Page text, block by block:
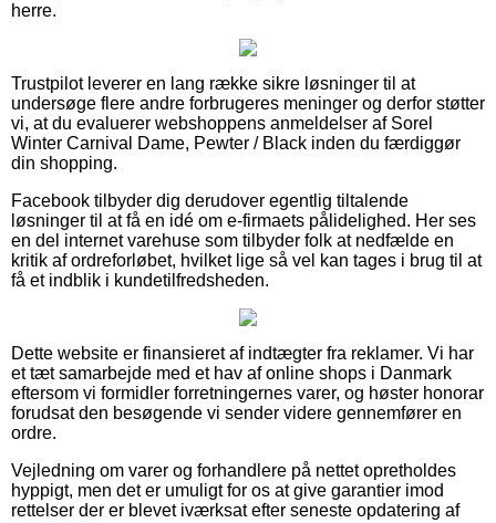
herre.
Trustpilot leverer en lang række sikre løsninger til at
undersøge flere andre forbrugeres meninger og derfor støtter
vi, at du evaluerer webshoppens anmeldelser af Sorel
Winter Carnival Dame, Pewter / Black inden du færdiggør
din shopping.
Facebook tilbyder dig derudover egentlig tiltalende
løsninger til at få en idé om e-firmaets pålidelighed. Her ses
en del internet varehuse som tilbyder folk at nedfælde en
kritik af ordreforløbet, hvilket lige så vel kan tages i brug til at
få et indblik i kundetilfredsheden.
Dette website er finansieret af indtægter fra reklamer. Vi har
et tæt samarbejde med et hav af online shops i Danmark
eftersom vi formidler forretningernes varer, og høster honorar
forudsat den besøgende vi sender videre gennemfører en
ordre.
Vejledning om varer og forhandlere på nettet opretholdes
hyppigt, men det er umuligt for os at give garantier imod
rettelser der er blevet iværksat efter seneste opdatering af